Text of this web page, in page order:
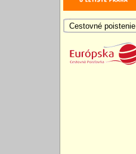
Cestovné poistenie